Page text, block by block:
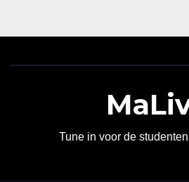
Tune in voor de